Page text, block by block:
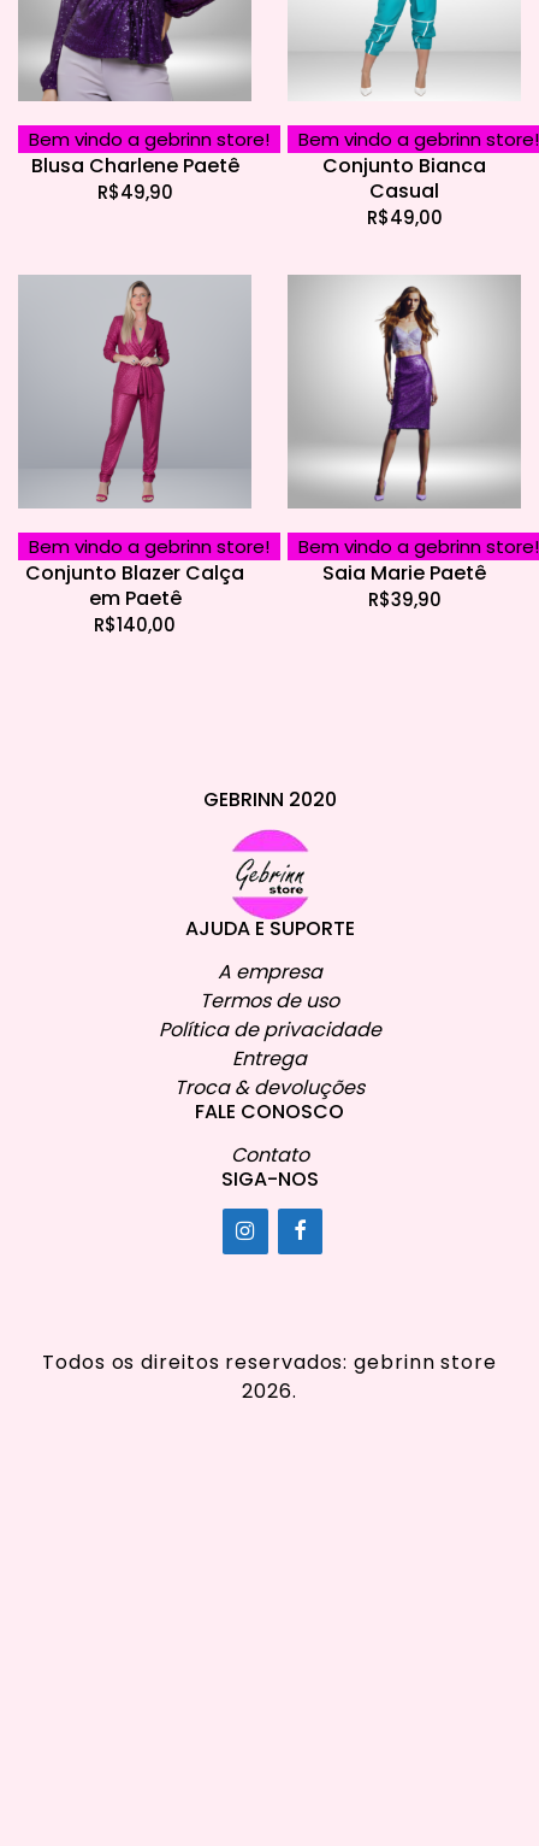
Bem vindo a gebrinn store!
Blusa Charlene Paetê
R$49,90
Bem vindo a gebrinn store!
Conjunto Bianca
Casual
R$49,00
Bem vindo a gebrinn store!
Conjunto Blazer Calça
em Paetê
R$140,00
Bem vindo a gebrinn store!
Saia Marie Paetê
R$39,90
GEBRINN 2020
AJUDA E SUPORTE
A empresa
Termos de uso
Política de privacidade
Entrega
Troca & devoluções
FALE CONOSCO
Contato
SIGA-NOS
Todos os direitos reservados: gebrinn store
2026.